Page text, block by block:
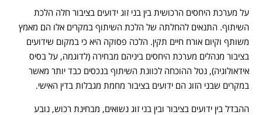
על מערכת היחסים הרכושית בין בני זוג ידועים בציבור חלה הלכת
השיתוף. התנאים להחלתה של הלכת השיתוף במקרים אלו הם מאמץ
משותף וקיום אורח חיים תקין. הלכה פסוקה היא כי במקום שידועים
בציבור מנהלים מערכת היחסים ביניהם מבחירה (לדוגמה, על בסיס
אידאולוגיה), נטל ההוכחה לכוונת השיתוף בנכסים כבד יותר מאשר
במקרים שבני הזוג הם ידועים בציבור מחמת מגבלות בדין האישי.
ההבדל בין ידועים בציבור ובין בני זוג נשואים, מבחינת רכוש, נובע